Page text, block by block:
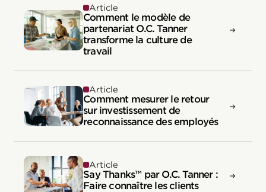
Article
Comment le modèle de
partenariat O.C. Tanner
transforme la culture de
travail
Article
Comment mesurer le retour
sur investissement de
reconnaissance des employés
Article
Say Thanks™ par O.C. Tanner :
Faire connaître les clients